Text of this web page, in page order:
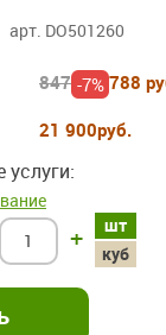
арт. DO501260
847 -7% 788
21 900руб.
шт
куб
+